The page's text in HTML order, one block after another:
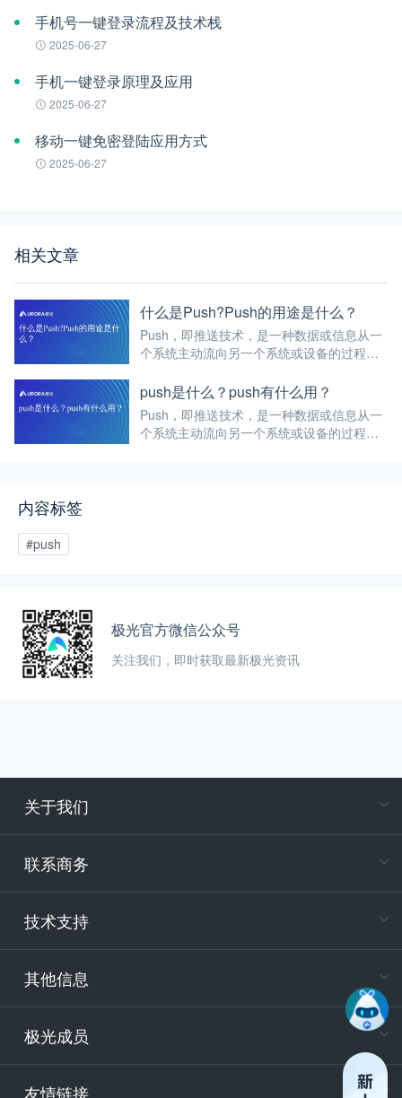
手机号一键登录流程及技术栈
2025-06-27
手机一键登录原理及应用
2025-06-27
移动一键免密登陆应用方式
2025-06-27
相关文章
什么是Push?Push的用途是什么？
Push，即推送技术，是一种数据或信息从一
个系统主动流向另一个系统或设备的过程。
动应用开发中，Push是一个核心概念。
push是什么？push有什么用？
Push，即推送技术，是一种数据或信息从一
个系统主动流向另一个系统或设备的过程。
内容标签
#push
极光官方微信公众号
关注我们，即时获取最新极光资讯
关于我们
联系商务
技术支持
其他信息
极光成员
友情链接
电
400-
技
安